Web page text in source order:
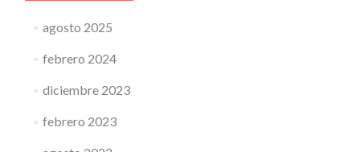
agosto 2025
febrero 2024
diciembre 2023
febrero 2023